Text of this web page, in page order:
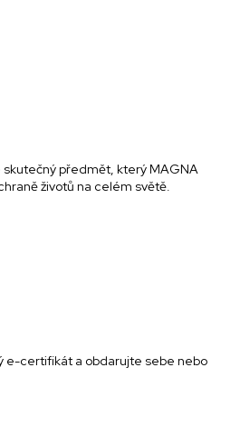
předmět, který MAGNA
životů na celém světě.
e-certifikát a obdarujte sebe nebo